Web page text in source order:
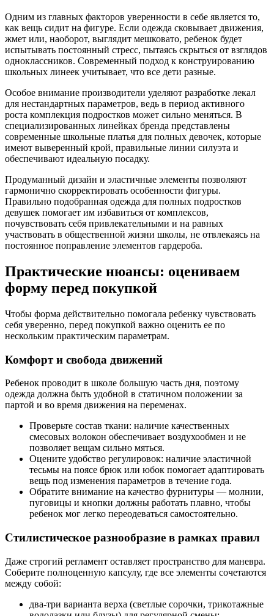
Одним из главных факторов уверенности в себе является то,
как вещь сидит на фигуре. Если одежда сковывает движения,
жмет или, наоборот, выглядит мешковато, ребенок будет
испытывать постоянный стресс, пытаясь скрыться от взглядов
одноклассников. Современный подход к конструированию
школьных линеек учитывает, что все дети разные.
Особое внимание производители уделяют разработке лекал
для нестандартных параметров, ведь в период активного
роста комплекция подростков может сильно меняться. В
специализированных линейках бренда представлены
современные школьные платья для полных девочек, которые
имеют выверенный крой, правильные линии силуэта и
обеспечивают идеальную посадку.
Продуманный дизайн и эластичные элементы позволяют
гармонично скорректировать особенности фигуры.
Правильно подобранная одежда для полных подростков
девушек помогает им избавиться от комплексов,
почувствовать себя привлекательными и на равных
участвовать в общественной жизни школы, не отвлекаясь на
постоянное поправление элементов гардероба.
Практические нюансы: оцениваем
форму перед покупкой
Чтобы форма действительно помогала ребенку чувствовать
себя уверенно, перед покупкой важно оценить ее по
нескольким практическим параметрам.
Комфорт и свобода движений
Ребенок проводит в школе большую часть дня, поэтому
одежда должна быть удобной в статичном положении за
партой и во время движения на переменах.
Проверьте состав ткани: наличие качественных
смесовых волокон обеспечивает воздухообмен и не
позволяет вещам сильно мяться.
Оцените удобство регулировок: наличие эластичной
тесьмы на поясе брюк или юбок помогает адаптировать
вещь под изменения параметров в течение года.
Обратите внимание на качество фурнитуры — молнии,
пуговицы и кнопки должны работать плавно, чтобы
ребенок мог легко переодеваться самостоятельно.
Стилистическое разнообразие в рамках правил
Даже строгий регламент оставляет пространство для маневра.
Соберите полноценную капсулу, где все элементы сочетаются
между собой:
два-три варианта верха (светлые сорочки, трикотажные